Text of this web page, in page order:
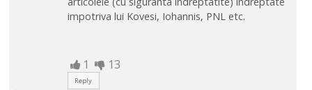
impotriva lui Kovesi, Iohannis, PNL etc.
1 13
Reply